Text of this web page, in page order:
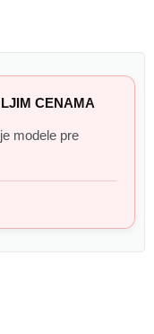
CENAMA
modele pre